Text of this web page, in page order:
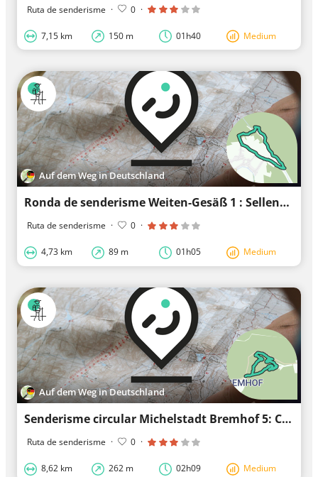
Ruta de senderisme · 0 ·
7,15 km 150 m 01h40 Medium
Auf dem Weg in Deutschland
Ronda de senderisme Weiten-Gesäß 1 : Sellengrundweg
Ruta de senderisme · 0 ·
4,73 km 89 m 01h05 Medium
Auf dem Weg in Deutschland
Senderisme circular Michelstadt Bremhof 5: Camí de Brunnthal
Ruta de senderisme · 0 ·
8,62 km 262 m 02h09 Medium